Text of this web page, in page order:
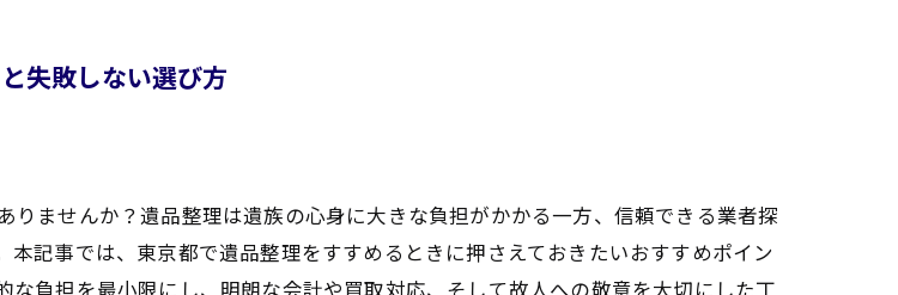
失敗しない選び方
ませんか？遺品整理は遺族の心身に大きな負担がかかる一方、信頼できる業者探
記事では、東京都で遺品整理をすすめるときに押さえておきたいおすすめポイン
負担を最小限にし、明朗な会計や買取対応、そして故人への敬意を大切にした丁